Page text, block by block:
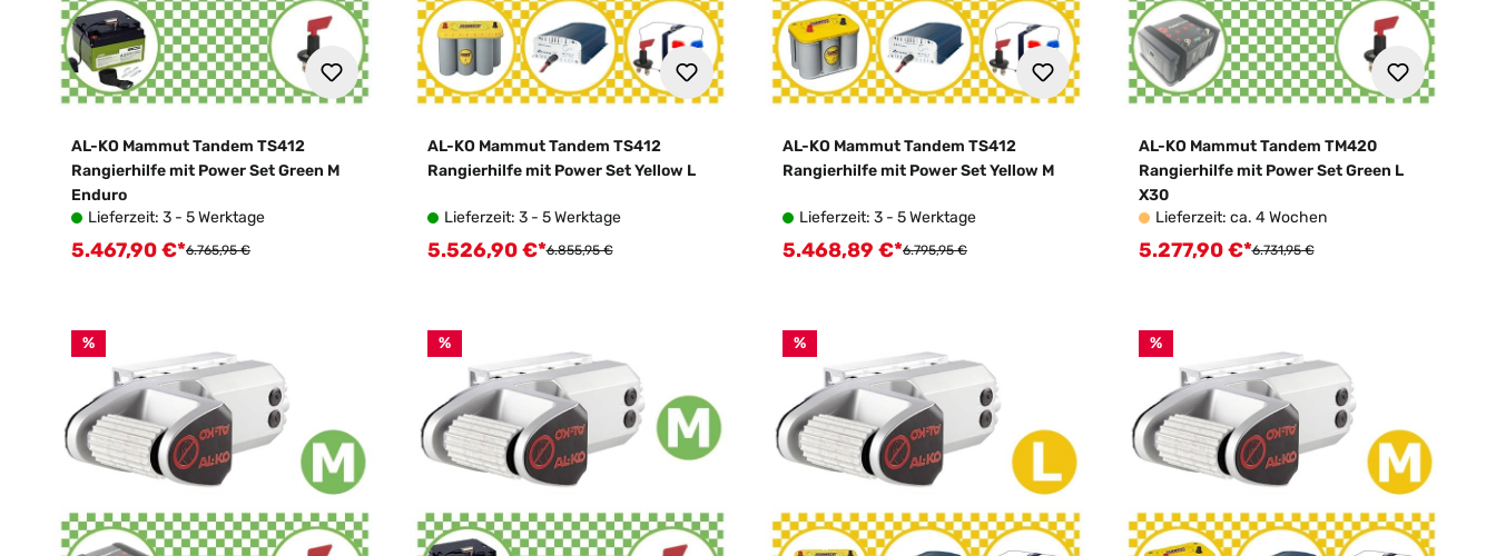
AL-KO Mammut Tandem TS412
Rangierhilfe mit Power Set Green M
Enduro
Lieferzeit: 3 - 5 Werktage
Verkaufspreis:
5.467,90 €*Regulärer Preis:
6.765,95 €
AL-KO Mammut Tandem TS412
Rangierhilfe mit Power Set Yellow L
Lieferzeit: 3 - 5 Werktage
Verkaufspreis:
5.526,90 €*Regulärer Preis:
6.855,95 €
AL-KO Mammut Tandem TS412
Rangierhilfe mit Power Set Yellow M
Lieferzeit: 3 - 5 Werktage
Verkaufspreis:
5.468,89 €*Regulärer Preis:
6.795,95 €
AL-KO Mammut Tandem TM420
Rangierhilfe mit Power Set Green L
X30
Lieferzeit: ca. 4 Wochen
Verkaufspreis:
5.277,90 €*Regulärer Preis:
6.731,95 €
% % % %